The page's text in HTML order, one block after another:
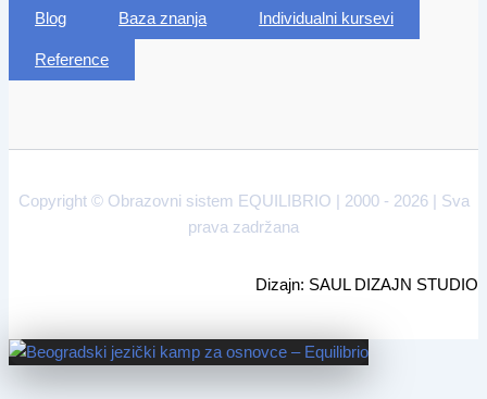
Blog
Baza znanja Individualni kursevi
Reference
Copyright © Obrazovni sistem EQUILIBRIO | 2000 - 2026 | Sva
prava zadržana
Dizajn: SAUL DIZAJN STUDIO